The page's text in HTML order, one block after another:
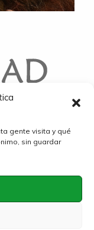
gente visita y qué
sin guardar
reservados